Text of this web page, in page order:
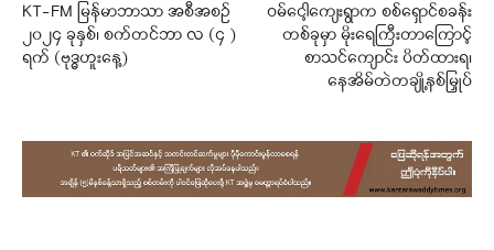
KT-FM မြန်မာဘာသာ အစီအစဉ်
၂၀၂၄ ခုနှစ်၊ စက်တင်ဘာ လ (၄ )
ရက် (ဗုဒ္ဓဟူးနေ့)
ဝမ်ငေါ့ကျေးရွာက စစ်ရှောင်စခန်း
တစ်ခုမှာ မိုးရေကြီးတာကြောင့်
စာသင်ကျောင်း ပိတ်ထားရ၊
နေအိမ်တဲတချို့နစ်မြှုပ်